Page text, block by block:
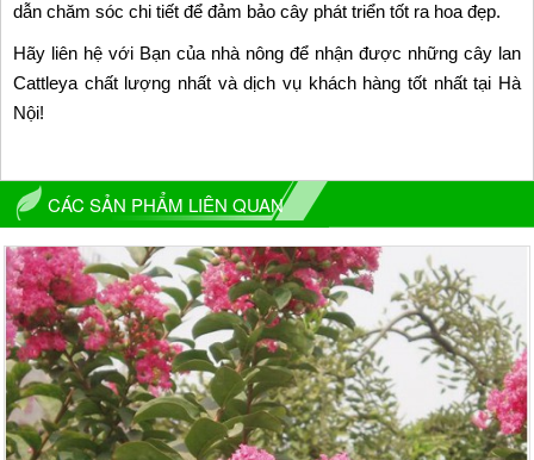
dẫn chăm sóc chi tiết để đảm bảo cây phát triển tốt ra hoa đẹp.
Hãy liên hệ với Bạn của nhà nông để nhận được những cây lan
Cattleya chất lượng nhất và dịch vụ khách hàng tốt nhất tại Hà
Nội!
CÁC SẢN PHẨM LIÊN QUAN